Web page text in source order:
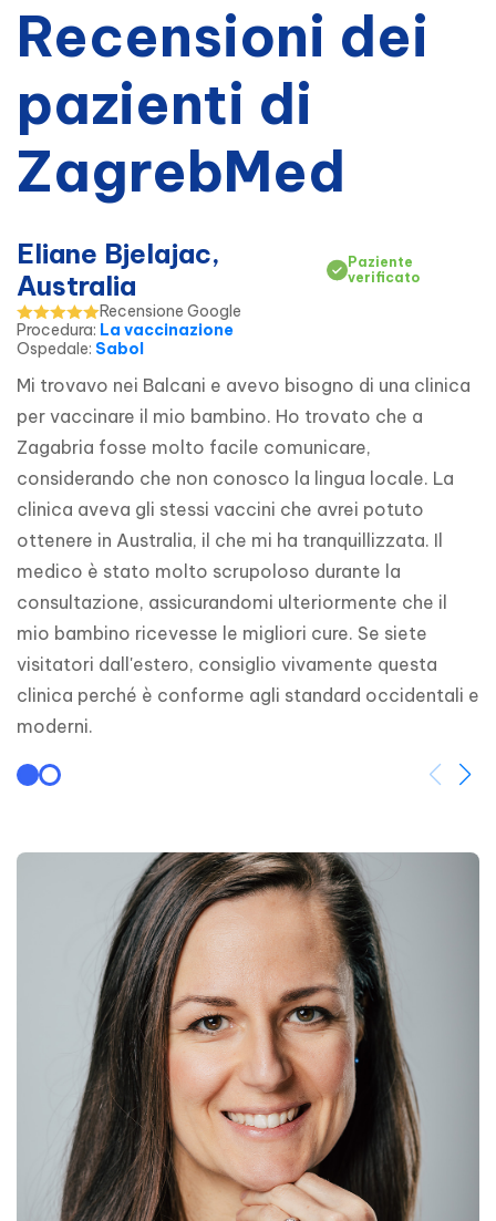
Recensioni dei
pazienti di
ZagrebMed
Eliane Bjelajac,
Australia
Paziente
verificato
Recensione Google
Procedura: La vaccinazione
Ospedale: Sabol
Mi trovavo nei Balcani e avevo bisogno di una clinica
per vaccinare il mio bambino. Ho trovato che a
Zagabria fosse molto facile comunicare,
considerando che non conosco la lingua locale. La
clinica aveva gli stessi vaccini che avrei potuto
ottenere in Australia, il che mi ha tranquillizzata. Il
medico è stato molto scrupoloso durante la
consultazione, assicurandomi ulteriormente che il
mio bambino ricevesse le migliori cure. Se siete
visitatori dall'estero, consiglio vivamente questa
clinica perché è conforme agli standard occidentali e
moderni.